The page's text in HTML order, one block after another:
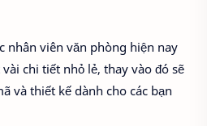
nhân viên văn phòng hiện nay
chi tiết nhỏ lẻ, thay vào đó sẽ
và thiết kế dành cho các bạn